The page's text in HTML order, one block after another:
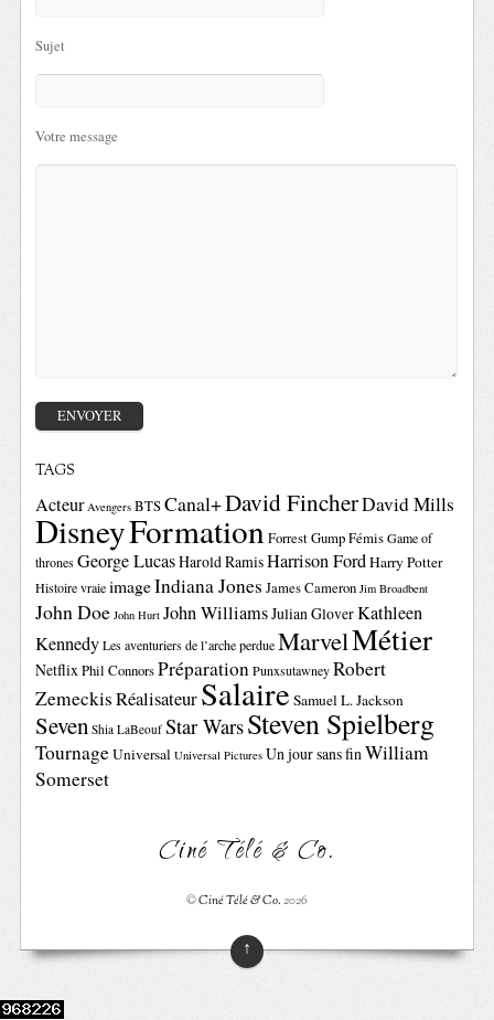
Sujet
Votre message
TAGS
Acteur Avengers BTSCanal+David FincherDavid Mills
DisneyFormationForrest GumpFémis Game of
thrones George LucasHarold RamisHarrison FordHarry Potter
Histoire vraie imageIndiana Jones James Cameron Jim Broadbent
John Doe John Hurt John WilliamsJulian GloverKathleen
Kennedy Les aventuriers de l’arche perdue MarvelMétier
NetflixPhil ConnorsPréparation Punxsutawney Robert
ZemeckisRéalisateurSalaire Samuel L. Jackson
Seven Shia LaBeouf Star WarsSteven Spielberg
TournageUniversal Universal Pictures Un jour sans finWilliam
Somerset
Ciné Télé & Co.
©Ciné Télé & Co.2026
↑